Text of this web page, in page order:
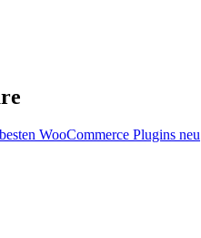
WooCommerce Plugins neu